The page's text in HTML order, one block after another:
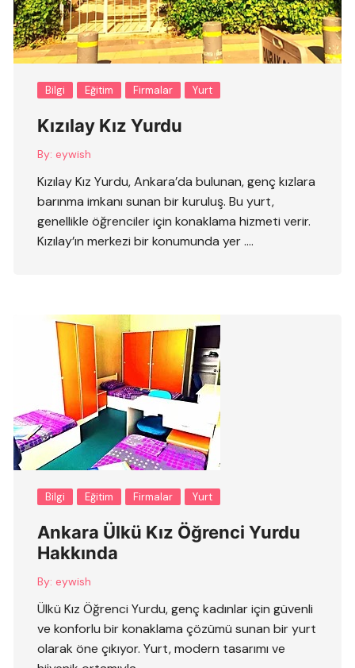
Bilgi Eğitim Firmalar Yurt
Kızılay Kız Yurdu
By: eywish
Kızılay Kız Yurdu, Ankara’da bulunan, genç kızlara
barınma imkanı sunan bir kuruluş. Bu yurt,
genellikle öğrenciler için konaklama hizmeti verir.
Kızılay’ın merkezi bir konumunda yer ….
Bilgi Eğitim Firmalar Yurt
Ankara Ülkü Kız Öğrenci Yurdu
Hakkında
By: eywish
Ülkü Kız Öğrenci Yurdu, genç kadınlar için güvenli
ve konforlu bir konaklama çözümü sunan bir yurt
olarak öne çıkıyor. Yurt, modern tasarımı ve